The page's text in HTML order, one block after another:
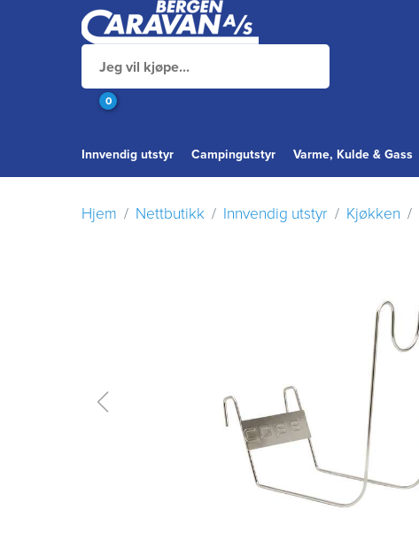
0
Innvendig utstyr Campingutstyr Varme, Kulde & Gass
Hjem Nettbutikk Innvendig utstyr Kjøkken